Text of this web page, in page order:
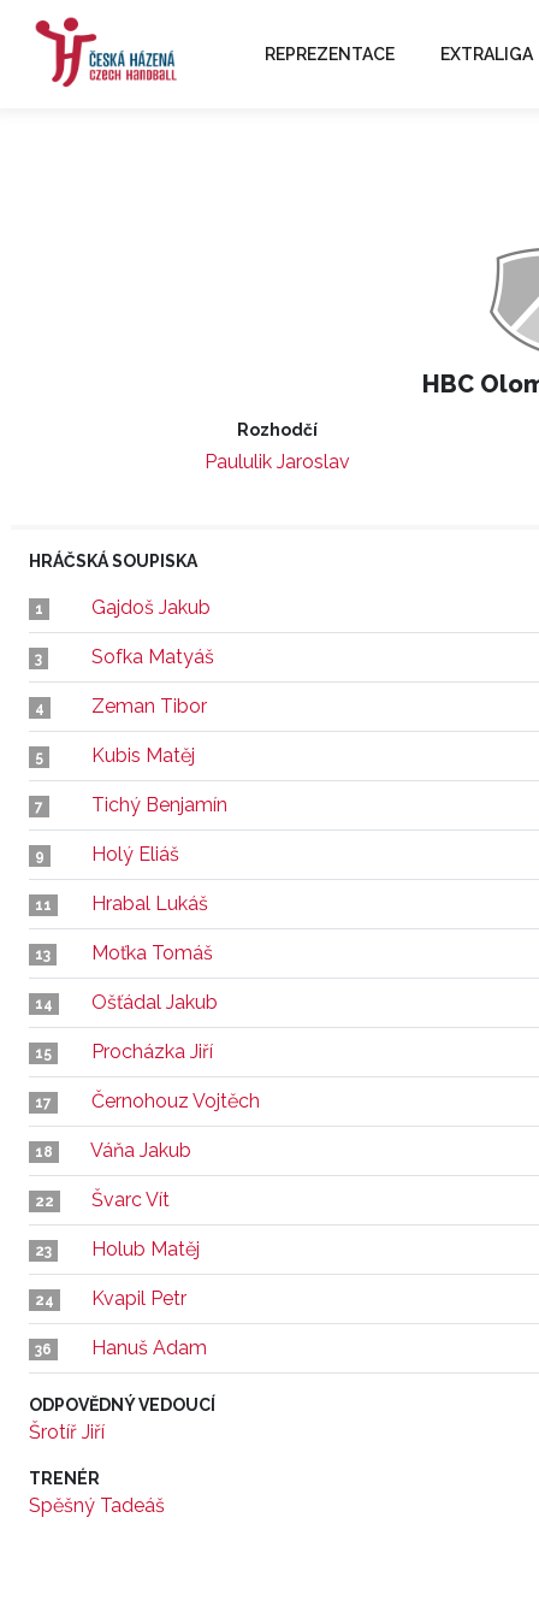
REPREZENTACE EXTRALIGA
HBC
Rozhodčí
Paululik Jaroslav
HRÁČSKÁ SOUPISKA
1 Gajdoš Jakub
3 Sofka Matyáš
4 Zeman Tibor
5 Kubis Matěj
7 Tichý Benjamín
9 Holý Eliáš
11 Hrabal Lukáš
13 Moťka Tomáš
14 Ošťádal Jakub
15 Procházka Jiří
17 Černohouz Vojtěch
18 Váňa Jakub
22 Švarc Vít
23 Holub Matěj
24 Kvapil Petr
36 Hanuš Adam
ODPOVĚDNÝ VEDOUCÍ
Šrotíř Jiří
TRENÉR
Spěšný Tadeáš